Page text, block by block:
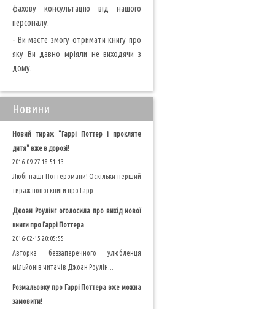
фахову консультацію від нашого
персоналу.
- Ви маєте змогу отримати книгу про
яку Ви давно мріяли не виходячи з
дому.
Новини
Новий тираж "Гаррі Поттер і прокляте
дитя" вже в дорозі!
2016-09-27 18:51:13
Любі наші Поттеромани! Оскільки перший
тираж нової книги про Гарр...
Джоан Роулінг оголосила про вихід нової
книги про Гаррі Поттера
2016-02-15 20:05:55
Авторка беззаперечного улюбленця
мільйонів читачів Джоан Роулін...
Розмальовку про Гаррі Поттера вже можна
замовити!